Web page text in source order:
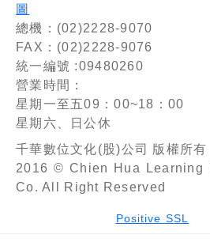
圖
總機：(02)2228-9070
FAX：(02)2228-9076
統一編號 :09480260
營業時間：
星期一至五09：00~18：00
星期六、日公休
千華數位文化(股)公司 版權所有
2016 © Chien Hua Learning
Co. All Right Reserved
Positive SSL